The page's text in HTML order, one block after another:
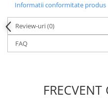
Informatii conformitate produs
Review-uri(0)
FAQ